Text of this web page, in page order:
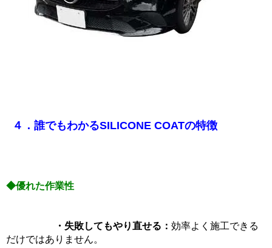
４．誰でもわかるSILICONE COATの特徴
◆優れた作業性
・失敗してもやり直せる： 効率よく施工できる
だけではありません。